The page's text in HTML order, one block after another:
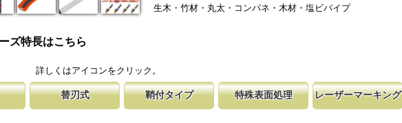
生木・竹材・丸太・コンパネ・木材・塩ビパイプ
ズ特長はこちら
詳しくはアイコンをクリック。
替刃式 鞘付タイプ 特殊表面処理 レーザーマーキング